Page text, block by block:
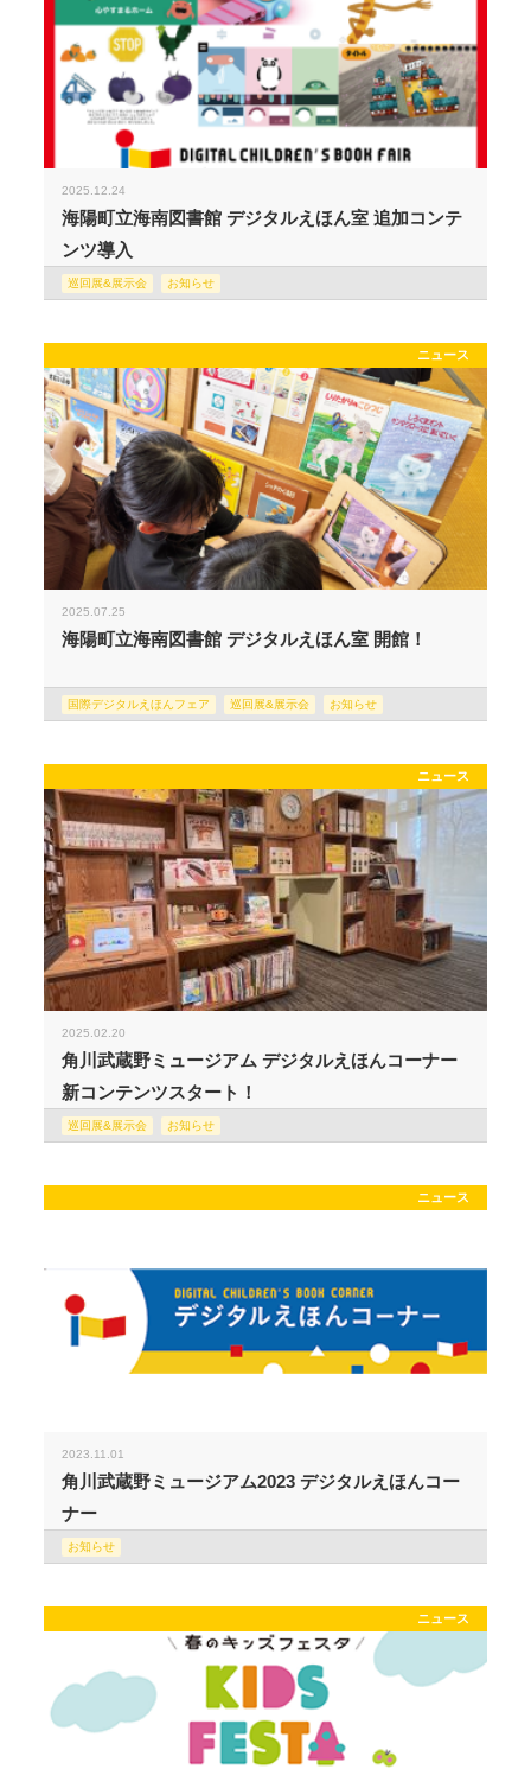
2025.12.24
海陽町立海南図書館 デジタルえほん室 追加コンテ
ンツ導入
巡回展&展示会 お知らせ
ニュース
2025.07.25
海陽町立海南図書館 デジタルえほん室 開館！
国際デジタルえほんフェア 巡回展&展示会 お知らせ
ニュース
2025.02.20
角川武蔵野ミュージアム デジタルえほんコーナー
新コンテンツスタート！
巡回展&展示会 お知らせ
ニュース
2023.11.01
角川武蔵野ミュージアム2023 デジタルえほんコー
ナー
お知らせ
ニュース